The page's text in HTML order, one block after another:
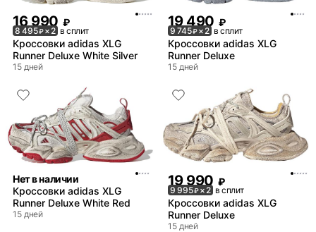
16 990 ₽
8 495₽× 2 в сплит
Кроссовки adidas XLG
Runner Deluxe White Silver
15 дней
19 490 ₽
9 745₽× 2 в сплит
Кроссовки adidas XLG
Runner Deluxe
15 дней
Нет в наличии
Кроссовки adidas XLG
Runner Deluxe White Red
15 дней
19 990 ₽
9 995₽× 2 в сплит
Кроссовки adidas XLG
Runner Deluxe
15 дней